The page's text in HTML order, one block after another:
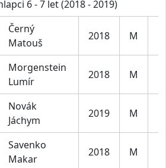
6 - 7 let (2018 - 2019)
Černý
Matouš
2018 M
Morgenstein
Lumír
2018 M
Novák
Jáchym
2019 M
Savenko
Makar
2018 M